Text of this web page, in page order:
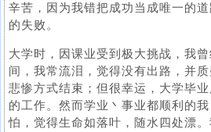
辛苦，因为我错把成功当成唯一的
的失败。
大学时，因课业受到极大挑战，我
间，我常流泪，觉得没有出路，并
悲惨方式结束；但很幸运，大学毕
的工作。然而学业丶事业都顺利的
怕，觉得生命如落叶，随水四处漂